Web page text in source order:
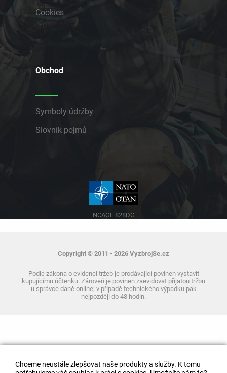
Cookies
Obchod
Symboly údržby
Slovník pojmů
NCAGE 828DG
Copyright © 2011 - 2026 VyzbrojSe.cz
Podle zákona o evidenci tržeb je prodávající povinen vystavit
kupujícímu účtenku. Zároveň je povinen zaevidovat přijatou tržbu
u správce daně online; v případě technického výpadku pak
nejpozději do 48 hodin.
Chceme neustále zlepšovat naše produkty a služby. K tomu